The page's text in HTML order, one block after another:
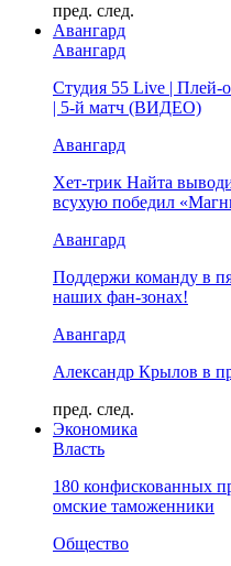
пред. след.
Авангард
Авангард
Студия 55 Live | Плей-
| 5-й матч (ВИДЕО)
Авангард
Хет-трик Найта
всухую победил
Авангард
Поддержи команду в
наших фан-зонах!
Авангард
Александр Крылов в
пред. след.
Экономика
Власть
180 конфискованных
омские таможенники
Общество